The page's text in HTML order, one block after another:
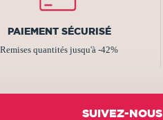
PAIEMENT SÉCURISÉ
Remises quantités jusqu'à -42%
SUIVEZ-NOUS